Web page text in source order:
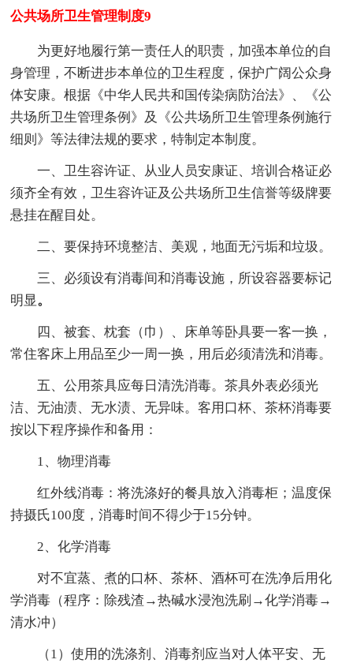
公共场所卫生管理制度9
为更好地履行第一责任人的职责，加强本单位的自
身管理，不断进步本单位的卫生程度，保护广阔公众身
体安康。根据《中华人民共和国传染病防治法》、《公
共场所卫生管理条例》及《公共场所卫生管理条例施行
细则》等法律法规的要求，特制定本制度。
一、卫生容许证、从业人员安康证、培训合格证必
须齐全有效，卫生容许证及公共场所卫生信誉等级牌要
悬挂在醒目处。
二、要保持环境整洁、美观，地面无污垢和垃圾。
三、必须设有消毒间和消毒设施，所设容器要标记
明显。
四、被套、枕套（巾）、床单等卧具要一客一换，
常住客床上用品至少一周一换，用后必须清洗和消毒。
五、公用茶具应每日清洗消毒。茶具外表必须光
洁、无油渍、无水渍、无异味。客用口杯、茶杯消毒要
按以下程序操作和备用：
1、物理消毒
红外线消毒：将洗涤好的餐具放入消毒柜；温度保
持摄氏100度，消毒时间不得少于15分钟。
2、化学消毒
对不宜蒸、煮的口杯、茶杯、酒杯可在洗净后用化
学消毒（程序：除残渣→热碱水浸泡洗刷→化学消毒→
清水冲）
（1）使用的洗涤剂、消毒剂应当对人体平安、无